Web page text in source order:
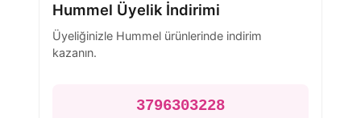
Hummel Üyelik İndirimi
Üyeliğinizle Hummel ürünlerinde indirim
kazanın.
3796303228